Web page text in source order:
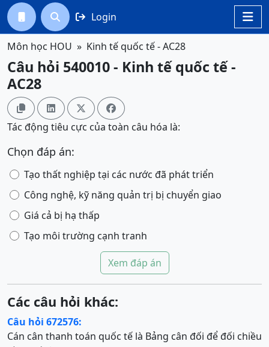

  Login
Môn học HOU Kinh tế quốc tế - AC28
Câu hỏi 540010 - Kinh tế quốc tế -
AC28
   
Tác động tiêu cực của toàn câu hóa là:
Chọn đáp án:
Tạo thất nghiệp tại các nước đã phát triển
Công nghệ, kỹ năng quản trị bị chuyển giao
Giá cả bị hạ thấp
Tạo môi trường cạnh tranh
Xem đáp án
Các câu hỏi khác:
Câu hỏi 672576:
Cán cân thanh toán quốc tế là Bảng cân đối để đối chiều